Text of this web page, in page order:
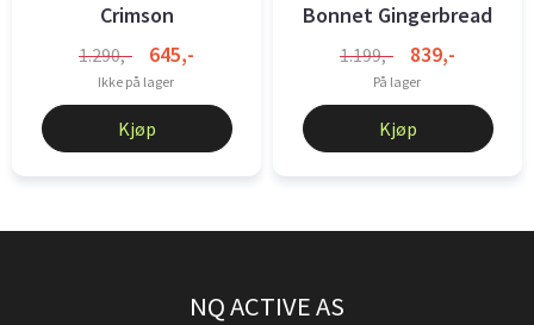
Crimson
1.290,- 645,-
Ikke på lager
Kjøp
Bonnet Gingerbread
1.199,- 839,-
På lager
Kjøp
NQ ACTIVE AS